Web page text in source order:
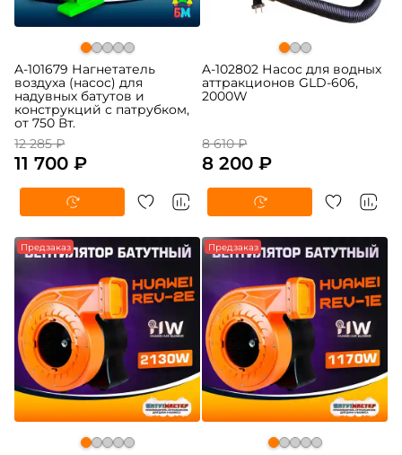
A-101679 Нагнетатель
воздуха (насос) для
надувных батутов и
конструкций с патрубком,
от 750 Вт.
12 285 ₽
11 700 ₽
A-102802 Насос для водных
аттракционов GLD-606,
2000W
8 610 ₽
8 200 ₽
Предзаказ Предзаказ